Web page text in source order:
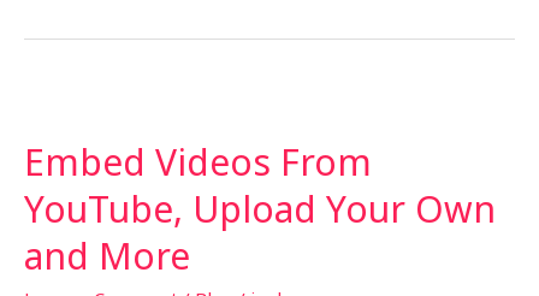
Embed Videos From
YouTube, Upload Your Own
and More